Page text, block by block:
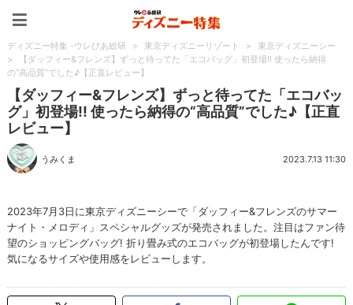
ディズニー特集 -ウレぴあ総研 > 東京ディズニーリゾート >
東京ディズニーシー
>
【ダッフィー&フレンズ】ずっと待ってた「エコバッグ」初登場!! 使ったら納得
の“高品質”でした♪【正直レビュー】
【ダッフィー&フレンズ】ずっと待ってた「エコバッ
グ」初登場!! 使ったら納得の“高品質”でした♪【正直
レビュー】
うみくま 2023.7.13 11:30
2023年7月3日に東京ディズニーシーで「ダッフィー&フレンズのサマー
ナイト・メロディ」スペシャルグッズが発売されました。注目はファン待
望のショッピングバッグ! 折り畳み式のエコバッグが初登場したんです!
気になるサイズや使用感をレビューします。